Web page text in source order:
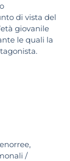
di vista del
giovanile
le quali la
/